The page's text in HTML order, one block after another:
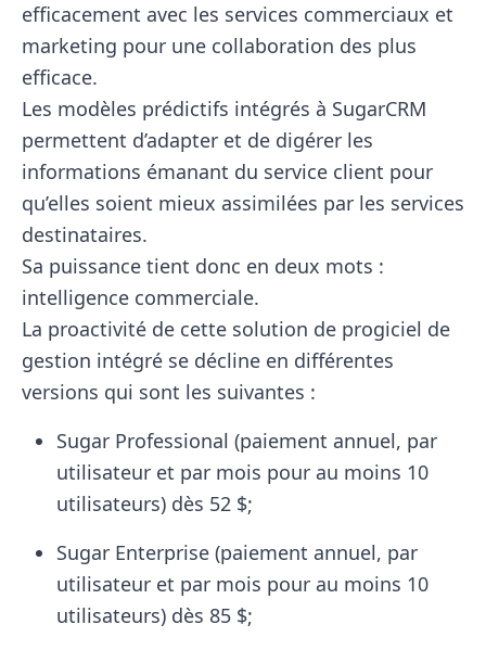
efficacement avec les services commerciaux et
marketing pour une collaboration des plus
efficace.
Les modèles prédictifs intégrés à SugarCRM
permettent d’adapter et de digérer les
informations émanant du service client pour
qu’elles soient mieux assimilées par les services
destinataires.
Sa puissance tient donc en deux mots :
intelligence commerciale.
La proactivité de cette solution de progiciel de
gestion intégré se décline en différentes
versions qui sont les suivantes :
Sugar Professional (paiement annuel, par
utilisateur et par mois pour au moins 10
utilisateurs) dès 52 $;
Sugar Enterprise (paiement annuel, par
utilisateur et par mois pour au moins 10
utilisateurs) dès 85 $;